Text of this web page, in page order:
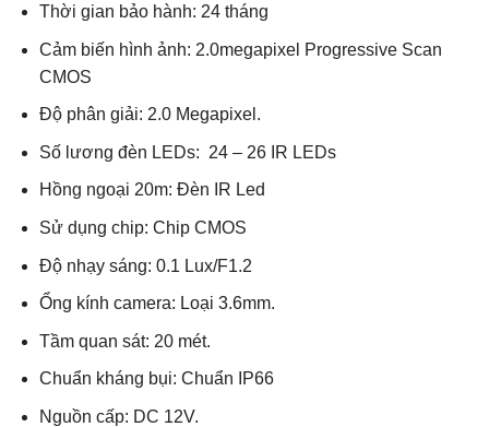
Thời gian bảo hành: 24 tháng
Cảm biến hình ảnh: 2.0megapixel Progressive Scan
CMOS
Độ phân giải: 2.0 Megapixel.
Số lương đèn LEDs: 24 – 26 IR LEDs
Hồng ngoại 20m: Đèn IR Led
Sử dụng chip: Chip CMOS
Độ nhạy sáng: 0.1 Lux/F1.2
Ổng kính camera: Loại 3.6mm.
Tầm quan sát: 20 mét.
Chuẩn kháng bụi: Chuẩn IP66
Nguồn cấp: DC 12V.